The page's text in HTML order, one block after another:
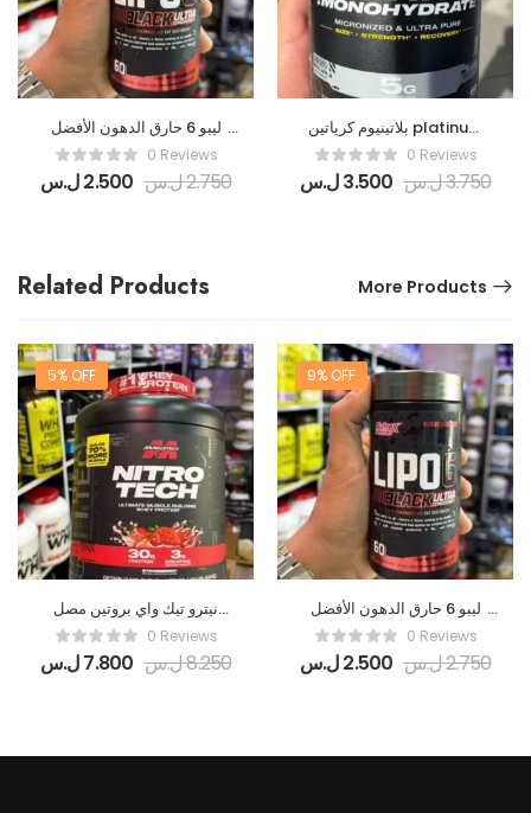
ليبو 6 حارق الدهون الأفضل
من شركة نيوتريكس الأميركية
0 Reviews
2.500ل.س 2.750ل.س
بلاتينيوم كرياتين platinum
creatine muscletech
0 Reviews
3.500ل.س 3.750ل.س
Related Products More Products
5% OFF
نيترو تيك واي بروتين مصل
تيك الأميركية 🇺🇲
0 Reviews
7.800ل.س 8.250ل.س
9% OFF
ليبو 6 حارق الدهون الأفضل
من شركة نيوتريكس الأميركية
0 Reviews
2.500ل.س 2.750ل.س